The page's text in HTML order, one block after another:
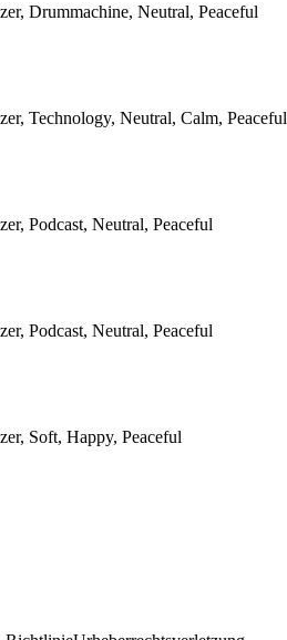
Drummachine, Neutral, Peaceful
Technology, Neutral, Calm, Peaceful
Podcast, Neutral, Peaceful
Podcast, Neutral, Peaceful
Soft, Happy, Peaceful